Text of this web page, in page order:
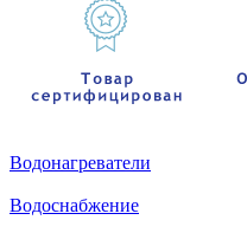
Водонагреватели
Водоснабжение